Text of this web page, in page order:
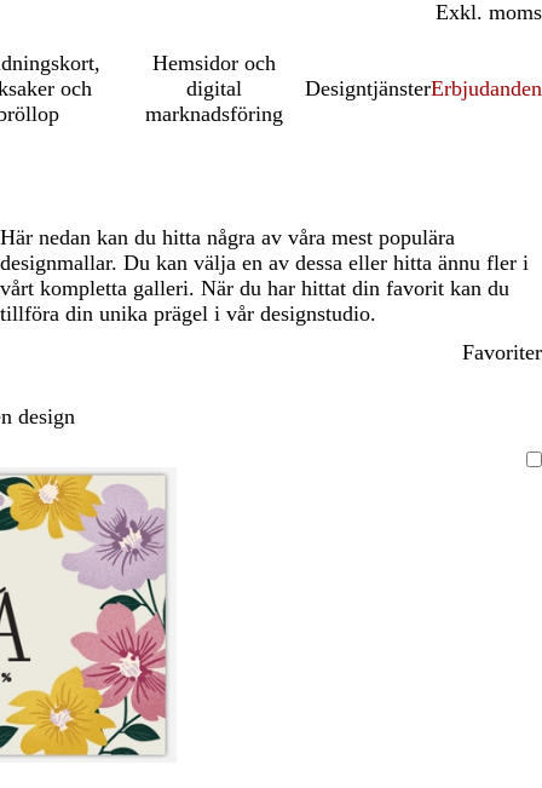
Inkl. moms
Exkl. moms
och
Hemsidor och
digital
marknadsföring
DesigntjänsterErbjudanden
Här nedan kan du hitta några av våra mest populära
designmallar. Du kan välja en av dessa eller hitta ännu fler i
vårt kompletta galleri. När du har hittat din favorit kan du
tillföra din unika prägel i vår designstudio.
Favoriter
design